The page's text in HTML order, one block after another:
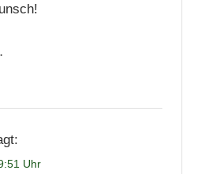
Uhr